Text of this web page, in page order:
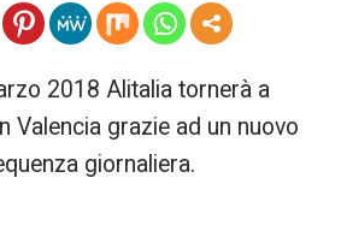
re
2018 Alitalia tornerà a
Valencia grazie ad un nuovo
giornaliera.